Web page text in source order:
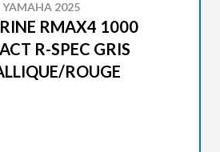
YAMAHA 2025
RMAX4 1000
R-SPEC GRIS
ROUGE